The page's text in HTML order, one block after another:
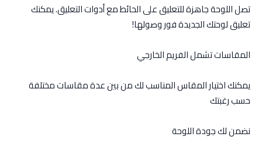
تصل اللوحة جاهزة للتعليق على الحائط مع أدوات التعليق. يمكنك
تعليق لوحتك الجديدة فور وصولها!
المقاسات تشمل الفريم الخارجي
يمكنك اختيار المقاس المناسب لك من بين عدة مقاسات مختلفة
حسب رغبتك
نضمن لك جودة اللوحة